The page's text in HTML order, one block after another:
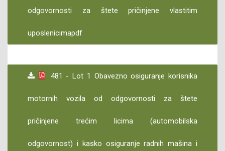
odgovornosti za štete pričinjene vlastitim
uposlenicimapdf
481 - Lot 1 Obavezno osiguranje korisnika
motornih vozila od odgovornosti za štete
pričinjene trećim licima (automobilska
odgovornost) i kasko osiguranje radnih mašina i